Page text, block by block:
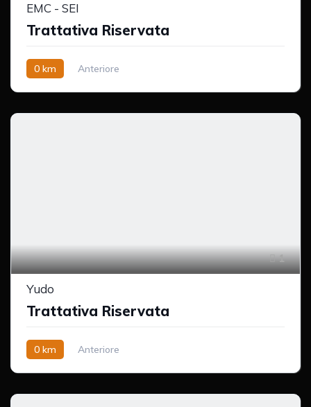
EMC - SEI
Trattativa Riservata
0 km Anteriore
1
Yudo
Trattativa Riservata
0 km Anteriore